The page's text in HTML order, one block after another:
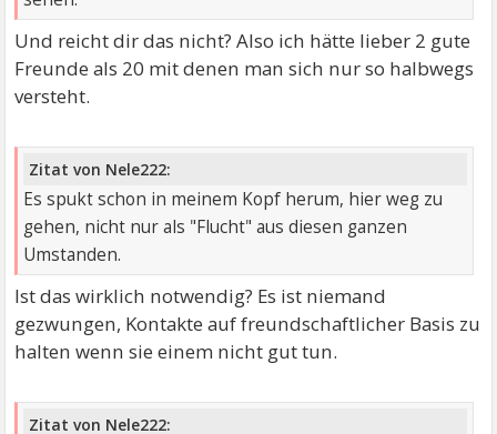
Und reicht dir das nicht? Also ich hätte lieber 2 gute
Freunde als 20 mit denen man sich nur so halbwegs
versteht.
Zitat von Nele222:
Es spukt schon in meinem Kopf herum, hier weg zu
gehen, nicht nur als "Flucht" aus diesen ganzen
Umstanden.
Ist das wirklich notwendig? Es ist niemand
gezwungen, Kontakte auf freundschaftlicher Basis zu
halten wenn sie einem nicht gut tun.
Zitat von Nele222: